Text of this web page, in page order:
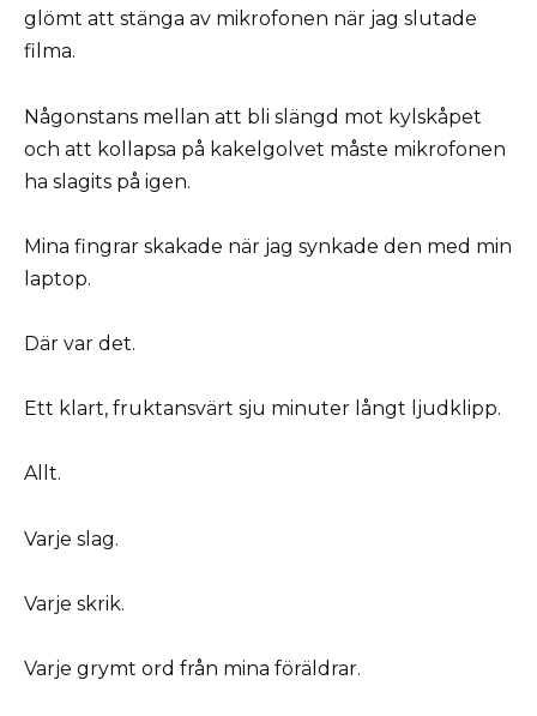
glömt att stänga av mikrofonen när jag slutade
filma.
Någonstans mellan att bli slängd mot kylskåpet
och att kollapsa på kakelgolvet måste mikrofonen
ha slagits på igen.
Mina fingrar skakade när jag synkade den med min
laptop.
Där var det.
Ett klart, fruktansvärt sju minuter långt ljudklipp.
Allt.
Varje slag.
Varje skrik.
Varje grymt ord från mina föräldrar.